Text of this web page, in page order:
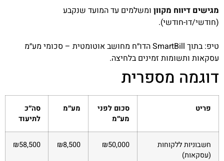
מגישים דיווח מקוון ומשלמים עד המועד שנקבע
(חודשי/דו-חודשי).
טיפ: בתוך SmartBill הדו״ח מחושב אוטומטית – סכומי מע״מ
עסקאות ותשומות זמינים בלחיצה.
דוגמה מספרית
פריט
סכום לפני
מע״מ
מע״מ
סה״כ
לתיעוד
חשבוניות ללקוחות
(עסקאות)
₪50,000
₪8,500
₪58,500